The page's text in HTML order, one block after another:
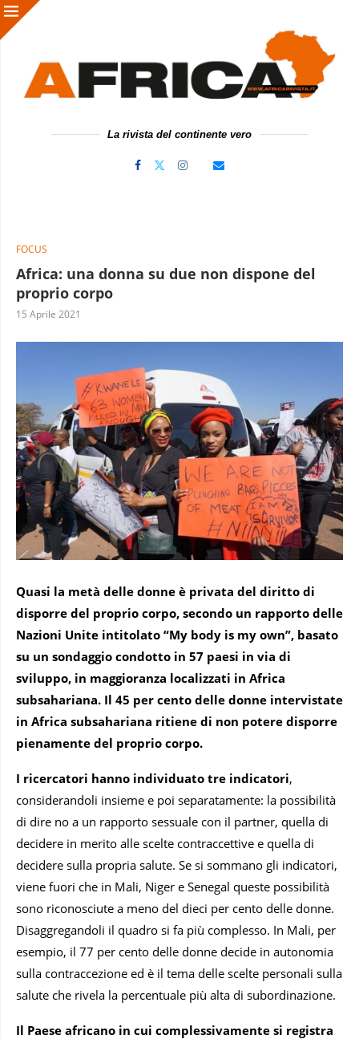
La rivista del continente vero
FOCUS
Africa: una donna su due non dispone del
proprio corpo
15 Aprile 2021
Quasi la metà delle donne è privata del diritto di
disporre del proprio corpo, secondo un rapporto delle
Nazioni Unite intitolato “My body is my own”, basato
su un sondaggio condotto in 57 paesi in via di
sviluppo, in maggioranza localizzati in Africa
subsahariana. Il 45 per cento delle donne intervistate
in Africa subsahariana ritiene di non potere disporre
pienamente del proprio corpo.
I ricercatori hanno individuato tre indicatori,
considerandoli insieme e poi separatamente: la possibilità
di dire no a un rapporto sessuale con il partner, quella di
decidere in merito alle scelte contraccettive e quella di
decidere sulla propria salute. Se si sommano gli indicatori,
viene fuori che in Mali, Niger e Senegal queste possibilità
sono riconosciute a meno del dieci per cento delle donne.
Disaggregandoli il quadro si fa più complesso. In Mali, per
esempio, il 77 per cento delle donne decide in autonomia
sulla contraccezione ed è il tema delle scelte personali sulla
salute che rivela la percentuale più alta di subordinazione.
Il Paese africano in cui complessivamente si registra